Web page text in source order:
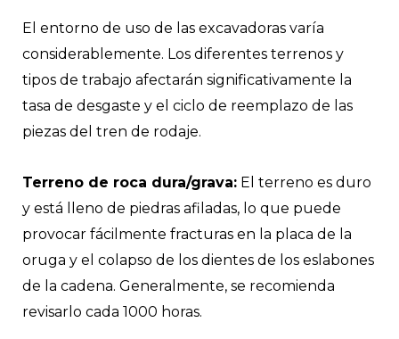
El entorno de uso de las excavadoras varía
considerablemente. Los diferentes terrenos y
tipos de trabajo afectarán significativamente la
tasa de desgaste y el ciclo de reemplazo de las
piezas del tren de rodaje.
Terreno de roca dura/grava: El terreno es duro
y está lleno de piedras afiladas, lo que puede
provocar fácilmente fracturas en la placa de la
oruga y el colapso de los dientes de los eslabones
de la cadena. Generalmente, se recomienda
revisarlo cada 1000 horas.